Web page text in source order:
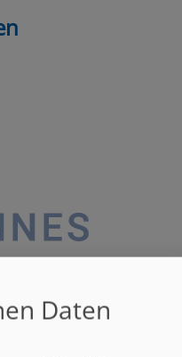
Geburtstag
Daten